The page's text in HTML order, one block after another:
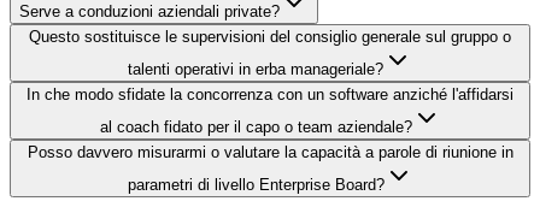
Serve a conduzioni aziendali private?
Questo sostituisce le supervisioni del consiglio generale sul gruppo o
talenti operativi in erba manageriale?
In che modo sfidate la concorrenza con un software anziché l'affidarsi
al coach fidato per il capo o team aziendale?
Posso davvero misurarmi o valutare la capacità a parole di riunione in
parametri di livello Enterprise Board?